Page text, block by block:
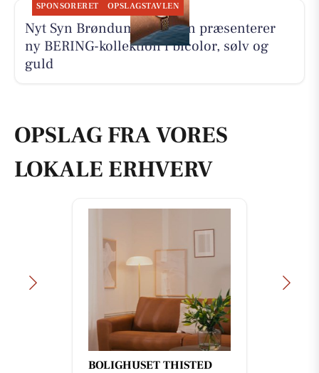
SPONSORERET OPSLAGSTAVLEN
Nyt Syn Brøndum Jeppesen præsenterer
ny BERING-kollektion i bicolor, sølv og
guld
OPSLAG FRA VORES
LOKALE ERHVERV
BOLIGHUSET THISTED